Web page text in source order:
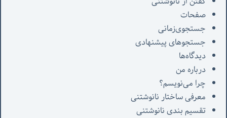
صفحات
جستجوی‌زمانی
جستجوهای پیشنهادی
دیدگاه‌ها
درباره من
چرا می‌نویسم؟
معرفی‌ ساختار نانوشتنی
تقسیم بندی نانوشتنی